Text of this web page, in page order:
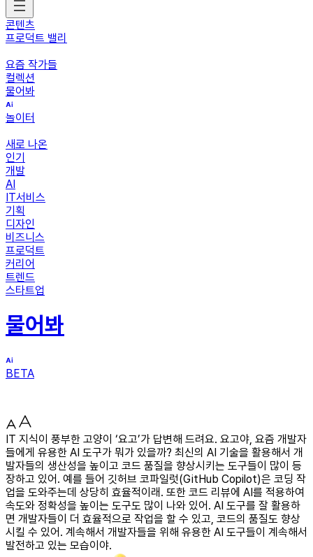
콘텐츠
프로덕트 밸리
요즘 작가들
컬렉션
물어봐
놀이터
새로 나온
인기
개발
AI
IT서비스
기획
디자인
비즈니스
프로덕트
커리어
트렌드
스타트업
물어봐
BETA
IT 지식이 풍부한 고양이 ‘요고’가 답변해 드려요. 요고야, 요즘 개발자
들에게 유용한 AI 도구가 뭐가 있을까? 최신의 AI 기술을 활용해서 개
발자들의 생산성을 높이고 코드 품질을 향상시키는 도구들이 많이 등
장하고 있어. 예를 들어 깃허브 코파일럿(GitHub Copilot)은 코딩 작
업을 도와주는데 상당히 효율적이래. 또한 코드 리뷰에 AI를 적용하여
속도와 정확성을 높이는 도구도 많이 나와 있어. AI 도구를 잘 활용하
면 개발자들이 더 효율적으로 작업을 할 수 있고, 코드의 품질도 향상
시킬 수 있어. 계속해서 개발자들을 위해 유용한 AI 도구들이 계속해서
발전하고 있는 모습이야.